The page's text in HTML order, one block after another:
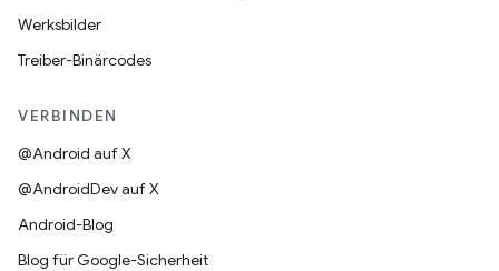
Werksbilder
Treiber-Binärcodes
VERBINDEN
@Android auf X
@AndroidDev auf X
Android-Blog
Blog für Google-Sicherheit